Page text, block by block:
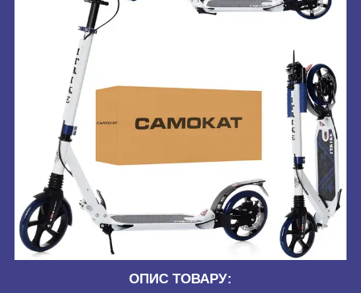
ОПИС ТОВАРУ: